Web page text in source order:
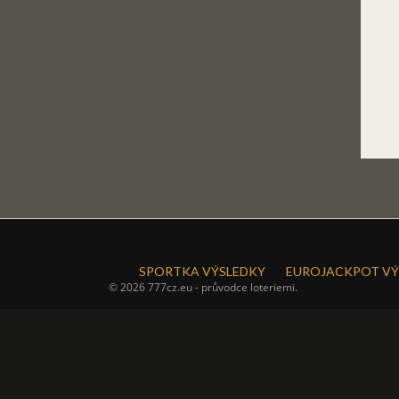
SPORTKA VÝSLEDKY EUROJACKPOT
© 2026 777cz.eu - průvodce loteriemi.